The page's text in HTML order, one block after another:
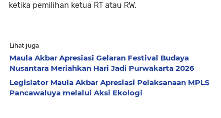
ketika pemilihan ketua RT atau RW.
Lihat juga
Maula Akbar Apresiasi Gelaran Festival Budaya
Nusantara Meriahkan Hari Jadi Purwakarta 2026
Legislator Maula Akbar Apresiasi Pelaksanaan MPLS
Pancawaluya melalui Aksi Ekologi